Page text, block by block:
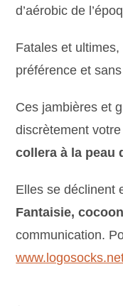
d’aérobic de
Fatales et
préférence et
Ces jambières et
discrètement
collera à la peau
Elles se déclinent
Fantaisie,
communication.